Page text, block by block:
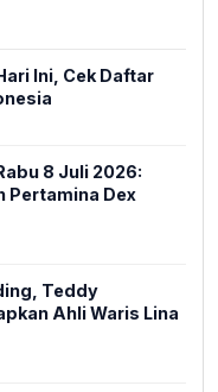
Ini, Cek Daftar
8 Juli 2026:
Pertamina Dex
Teddy
Ahli Waris Lina